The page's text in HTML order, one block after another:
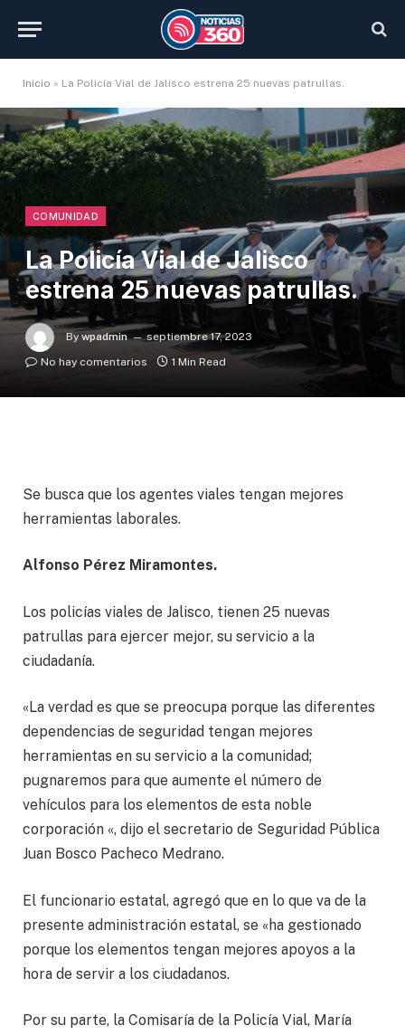
Inicio » La Policía Vial de Jalisco estrena 25 nuevas patrullas.
COMUNIDAD
La Policía Vial de Jalisco
estrena 25 nuevas patrullas.
By wpadmin
septiembre 17, 2023
No hay comentarios
1 Min Read
Se busca que los agentes viales tengan mejores
herramientas laborales.
Alfonso Pérez Miramontes.
Los policías viales de Jalisco, tienen 25 nuevas
patrullas para ejercer mejor, su servicio a la
ciudadanía.
«La verdad es que se preocupa porque las diferentes
dependencias de seguridad tengan mejores
herramientas en su servicio a la comunidad;
pugnaremos para que aumente el número de
vehículos para los elementos de esta noble
corporación «, dijo el secretario de Seguridad Pública
Juan Bosco Pacheco Medrano.
El funcionario estatal, agregó que en lo que va de la
presente administración estatal, se «ha gestionado
porque los elementos tengan mejores apoyos a la
hora de servir a los ciudadanos.
Por su parte, la Comisaría de la Policía Vial, María